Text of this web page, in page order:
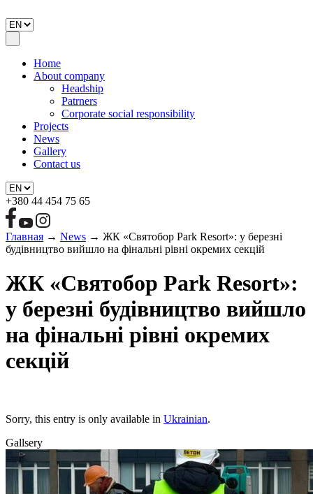
Home
About company
Headship
Patrners
Corporate social responsibility
Projects
News
Gallery
Contact us
+380 44 454 75 65
Главная → News → ЖК «Святобор Park Resort»: у березні
будівництво вийшло на фінальні рівні окремих секцій
ЖК «Святобор Park Resort»:
у березні будівництво вийшло
на фінальні рівні окремих
секцій
Sorry, this entry is only available in Ukrainian.
Gallsery